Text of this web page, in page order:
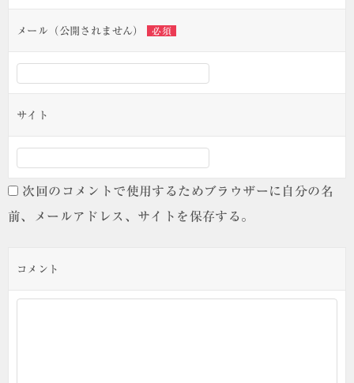
ンメール（公開されません） 必須
サイト
次回のコメントで使用するためブラウザーに自分の名
前、メールアドレス、サイトを保存する。
コメント